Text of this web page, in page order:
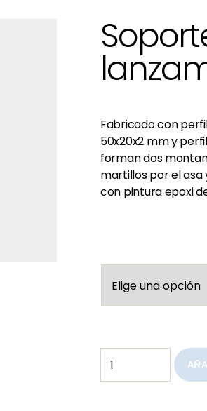
Fabricado con
50x20x2 mm y
forman dos
martillos por el
con pintura epoxi